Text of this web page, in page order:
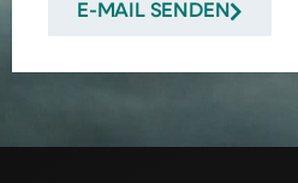
E-MAIL SENDEN